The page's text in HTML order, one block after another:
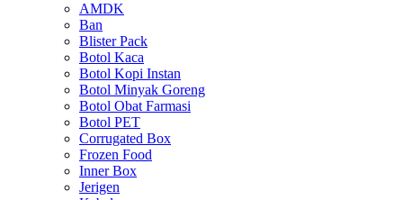
AMDK
Ban
Blister Pack
Botol Kaca
Botol Kopi Instan
Botol Minyak Goreng
Botol Obat Farmasi
Botol PET
Corrugated Box
Frozen Food
Inner Box
Jerigen